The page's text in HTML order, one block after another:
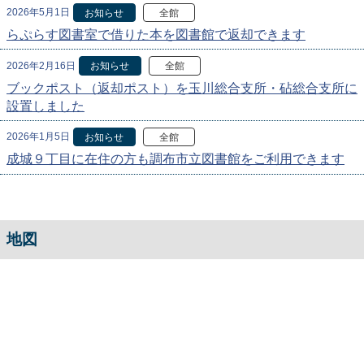
2026年5月1日 お知らせ 全館
らぷらす図書室で借りた本を図書館で返却できます
2026年2月16日 お知らせ 全館
ブックポスト（返却ポスト）を玉川総合支所・砧総合支所に
設置しました
2026年1月5日 お知らせ 全館
成城９丁目に在住の方も調布市立図書館をご利用できます
地図